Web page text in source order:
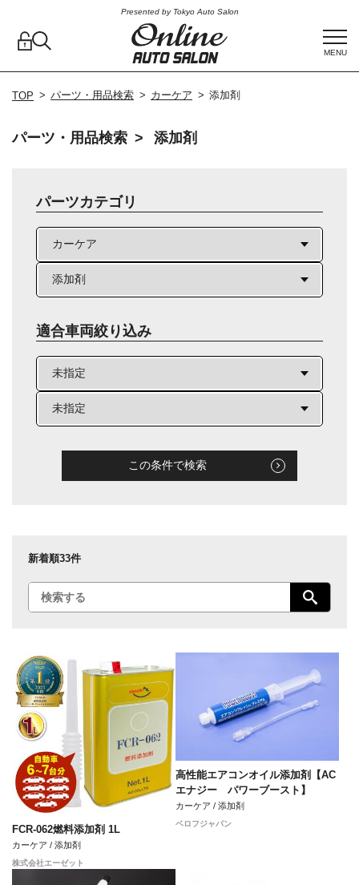
Presented by Tokyo Auto Salon
MENU
TOP パーツ・用品検索 カーケア 添加剤
パーツ・用品検索 添加剤
パーツカテゴリ
適合車両絞り込み
この条件で検索
新着順33件
FCR-062燃料添加剤 1L
カーケア / 添加剤
株式会社エーゼット
高性能エアコンオイル添加剤【AC
エナジー パワーブースト】
カーケア / 添加剤
ベロフジャパン